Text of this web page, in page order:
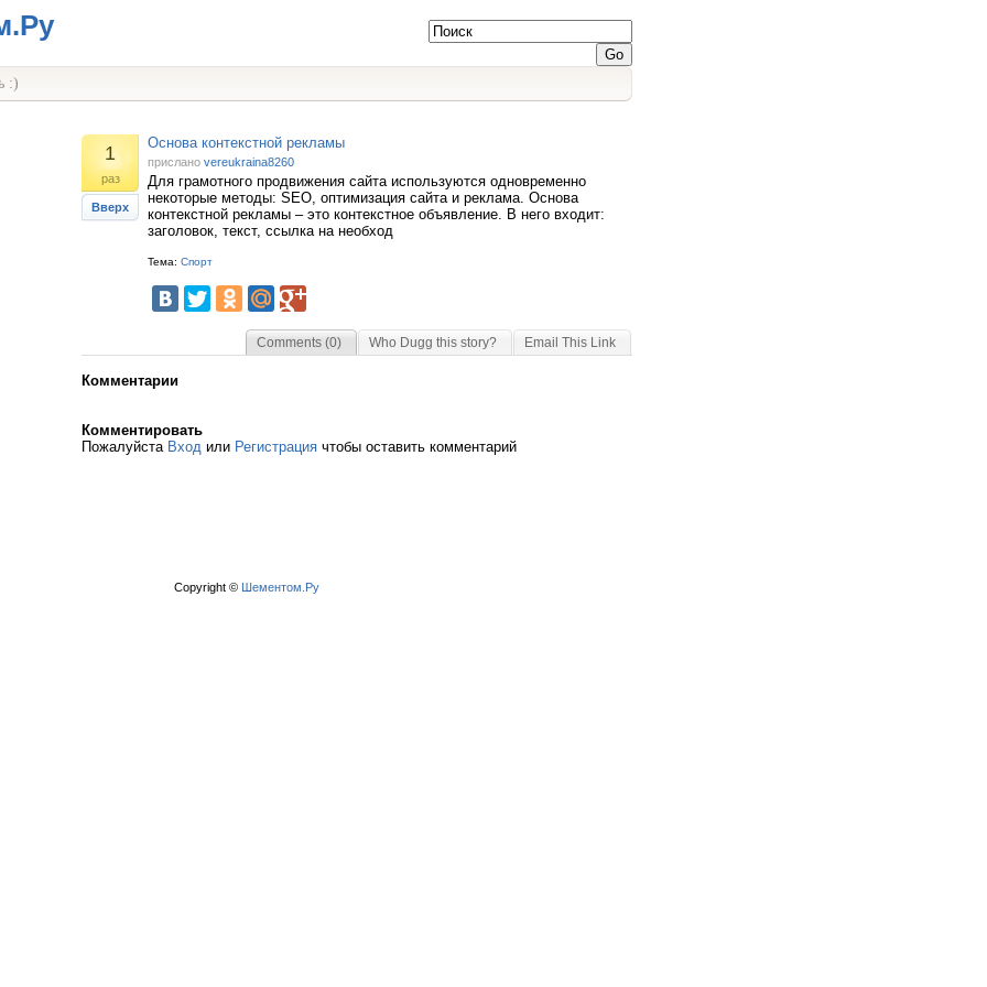
:)
1
раз
Вверх
Основа контекстной рекламы
прислано vereukraina8260
Для грамотного продвижения сайта используются одновременно
некоторые методы: SEO, оптимизация сайта и реклама. Основа
контекстной рекламы – это контекстное объявление. В него входит:
заголовок, текст, ссылка на необход
Тема: Спорт
Comments (0) Who Dugg this story? Email This Link
Комментарии
Комментировать
Пожалуйста Вход или Регистрация чтобы оставить комментарий
Copyright © Шементом.Ру